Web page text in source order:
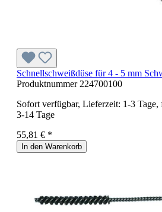
Schnellschweißdüse für 4 - 5 mm
Produktnummer 224700100
Sofort verfügbar, Lieferzeit: 1-3
3-14 Tage
55,81 € *
In den Warenkorb